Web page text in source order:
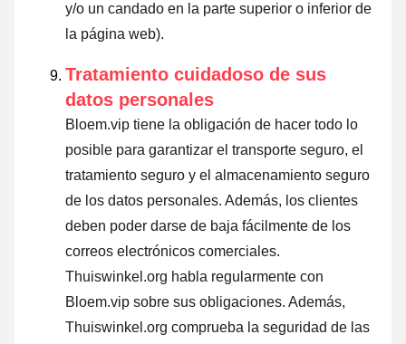
y/o un candado en la parte superior o inferior de
la página web).
Tratamiento cuidadoso de sus
datos personales
Bloem.vip tiene la obligación de hacer todo lo
posible para garantizar el transporte seguro, el
tratamiento seguro y el almacenamiento seguro
de los datos personales. Además, los clientes
deben poder darse de baja fácilmente de los
correos electrónicos comerciales.
Thuiswinkel.org habla regularmente con
Bloem.vip sobre sus obligaciones. Además,
Thuiswinkel.org comprueba la seguridad de las